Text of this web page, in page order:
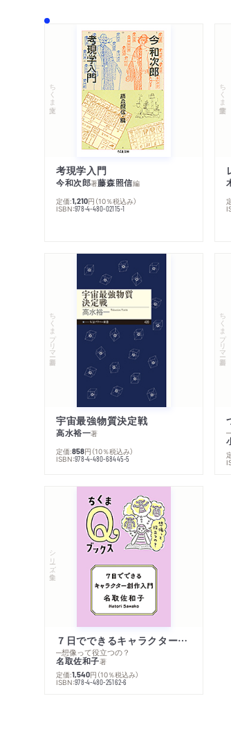
ちくま文庫
考現学入門
今和次郎著藤森照信編
定価:1,210円 （10％税込み）
ISBN:978-4-480-02115-1
ちくま学芸文庫
ちくまプリマー新書
宇宙最強物質決定戦
高水裕一著
定価:858円 （10％税込み）
ISBN:978-4-480-68445-5
ちくまプリマー新書
シリーズ・全集
７日でできるキャラクター創作入門
─想像って役立つの？
名取佐和子著
定価:1,540円 （10％税込み）
ISBN:978-4-480-25162-6